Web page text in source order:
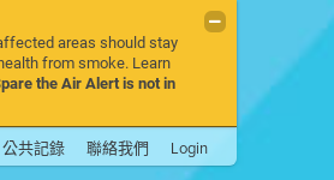
areas should stay
from smoke. Learn
the Air Alert is not in
公共記錄 聯絡我們 Login